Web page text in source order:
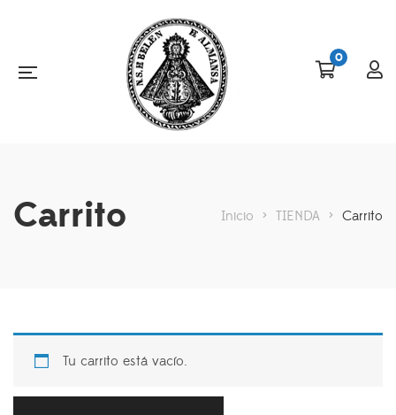
0
Carrito Inicio > TIENDA > Carrito
Tu carrito está vacío.